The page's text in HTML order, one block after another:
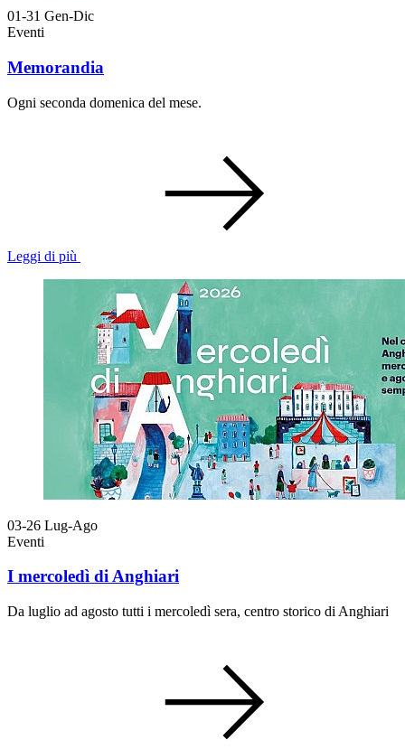
01-31 Gen-Dic
Eventi
Memorandia
Ogni seconda domenica del mese.
Leggi di più
03-26 Lug-Ago
Eventi
I mercoledì di Anghiari
Da luglio ad agosto tutti i mercoledì sera, centro storico di Anghiari